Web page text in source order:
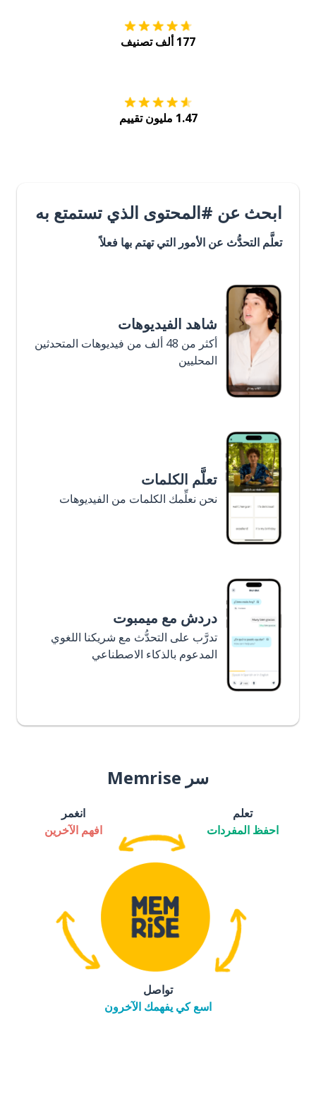
177 ألف تصنيف
1.47 مليون تقييم
ابحث عن #المحتوى الذي تستمتع به
تعلَّم التحدُّث عن الأمور التي تهتم بها فعلاً
شاهد الفيديوهات
أكثر من 48 ألف من فيديوهات المتحدثين
المحليين
تعلَّم الكلمات
نحن نعلِّمك الكلمات من الفيديوهات
دردش مع ميمبوت
تدرَّب على التحدُّث مع شريكنا اللغوي
المدعوم بالذكاء الاصطناعي
سر Memrise
تعلم
احفظ المفردات
انغمر
افهم الآخرين
تواصل
اسع كي يفهمك الآخرون